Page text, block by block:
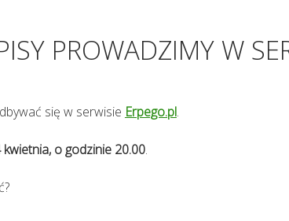
PROWADZIMY W
się w serwisie Erpego.pl.
kwietnia, o godzinie 20.00.